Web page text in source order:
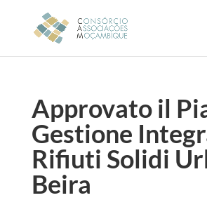
Approvato il
Gestione
Rifiuti Solidi
Beira